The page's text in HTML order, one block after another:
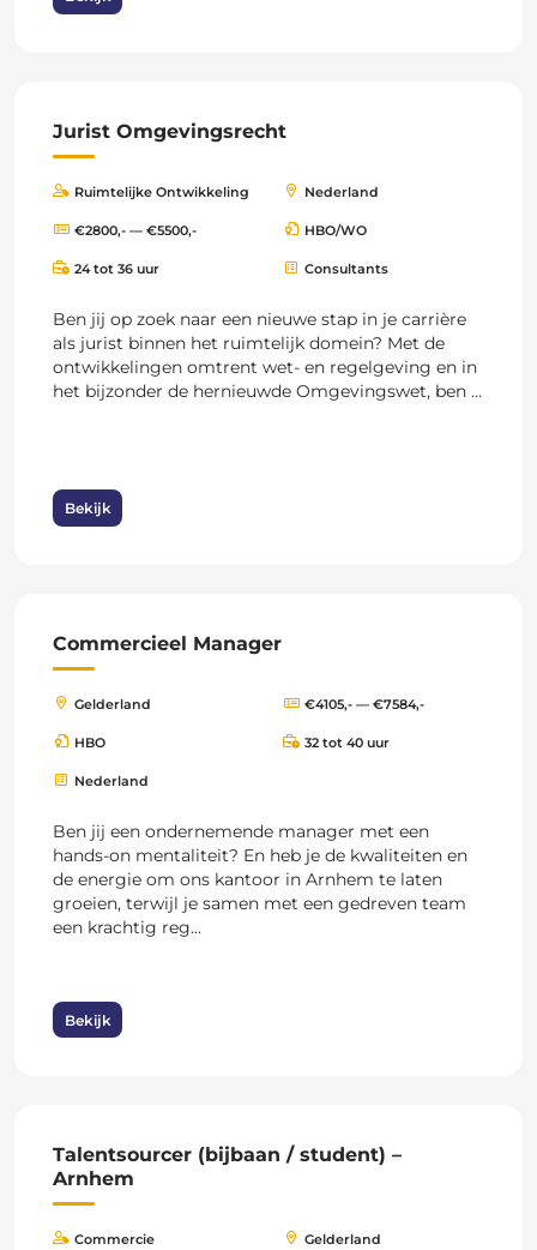
Jurist Omgevingsrecht
Ruimtelijke Ontwikkeling Nederland
€2800,- — €5500,- HBO/WO
24 tot 36 uur Consultants
Ben jij op zoek naar een nieuwe stap in je carrière
als jurist binnen het ruimtelijk domein? Met de
ontwikkelingen omtrent wet- en regelgeving en in
het bijzonder de hernieuwde Omgevingswet, ben ...
Bekijk
Commercieel Manager
Gelderland €4105,- — €7584,-
HBO 32 tot 40 uur
Nederland
Ben jij een ondernemende manager met een
hands-on mentaliteit? En heb je de kwaliteiten en
de energie om ons kantoor in Arnhem te laten
groeien, terwijl je samen met een gedreven team
een krachtig reg...
Bekijk
Talentsourcer (bijbaan / student) –
Arnhem
Commercie Gelderland